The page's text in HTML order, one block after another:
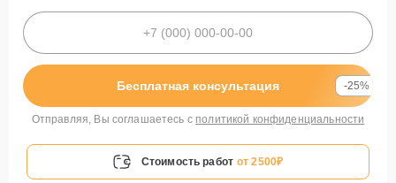
Бесплатная консультация -25%
Отправляя, Вы соглашаетесь с политикой конфиденциальности
Стоимость работ от 2500₽